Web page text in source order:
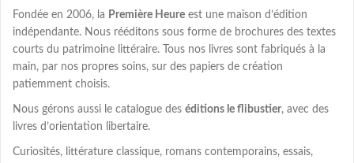
c
h
e
r
Fondée en 2006, la Première Heure est une maison d’édition
indépendante. Nous rééditons sous forme de brochures des textes
courts du patrimoine littéraire. Tous nos livres sont fabriqués à la
main, par nos propres soins, sur des papiers de création
patiemment choisis.
Nous gérons aussi le catalogue des éditions le flibustier, avec des
livres d’orientation libertaire.
Curiosités, littérature classique, romans contemporains, essais,